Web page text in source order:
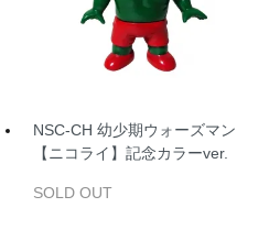
NSC‐CH 幼少期ウォーズマン
【ニコライ】記念カラーver.
SOLD OUT